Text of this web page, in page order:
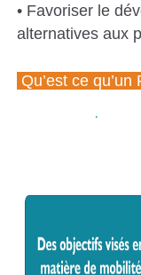
N
E
• Favoriser le
alternatives aux
Qu’est